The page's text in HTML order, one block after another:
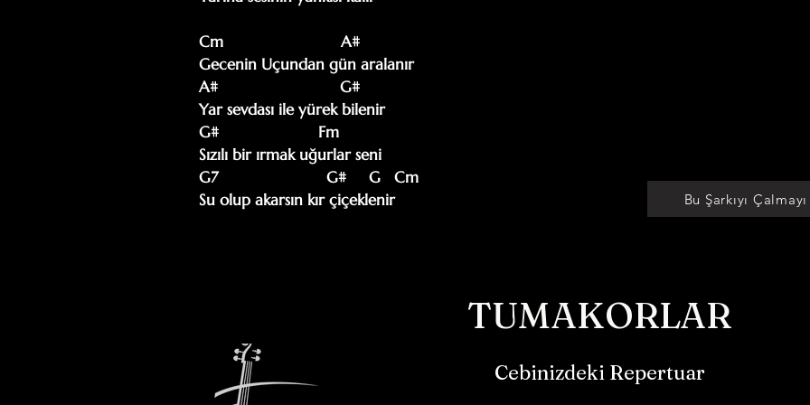
Cm                          A#
Gecenin Uçundan gün aralanır
A#                           G#
Yar sevdası ile yürek bilenir
G#                      Fm
Sızılı bir ırmak uğurlar seni
G7                        G#     G   Cm
Su olup akarsın kır çiçeklenir
Bu Şarkıyı
TUMAKORLAR
Cebinizdeki Repertuar